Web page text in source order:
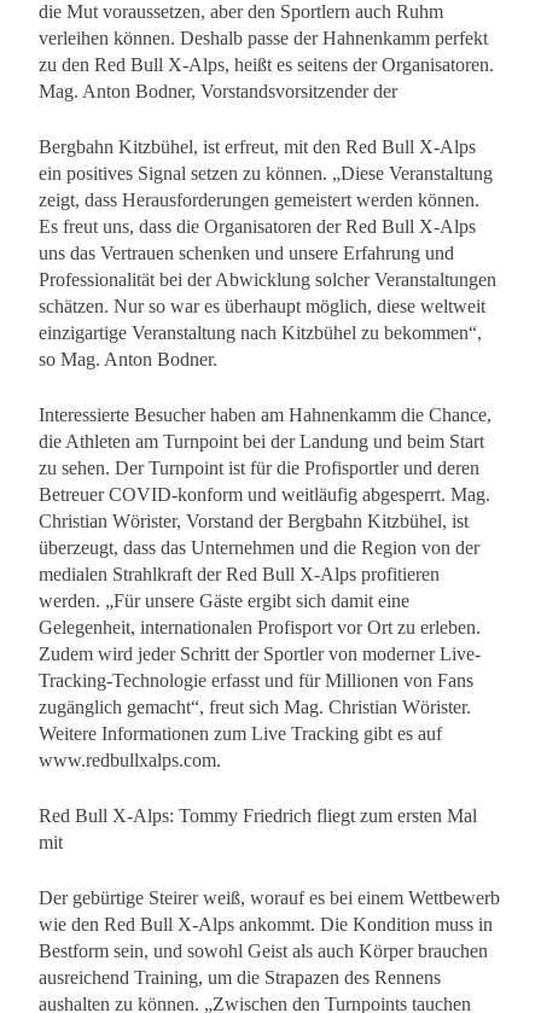
die Mut voraussetzen, aber den Sportlern auch Ruhm
verleihen können. Deshalb passe der Hahnenkamm perfekt
zu den Red Bull X-Alps, heißt es seitens der Organisatoren.
Mag. Anton Bodner, Vorstandsvorsitzender der
Bergbahn Kitzbühel, ist erfreut, mit den Red Bull X-Alps
ein positives Signal setzen zu können. „Diese Veranstaltung
zeigt, dass Herausforderungen gemeistert werden können.
Es freut uns, dass die Organisatoren der Red Bull X-Alps
uns das Vertrauen schenken und unsere Erfahrung und
Professionalität bei der Abwicklung solcher Veranstaltungen
schätzen. Nur so war es überhaupt möglich, diese weltweit
einzigartige Veranstaltung nach Kitzbühel zu bekommen“,
so Mag. Anton Bodner.
Interessierte Besucher haben am Hahnenkamm die Chance,
die Athleten am Turnpoint bei der Landung und beim Start
zu sehen. Der Turnpoint ist für die Profisportler und deren
Betreuer COVID-konform und weitläufig abgesperrt. Mag.
Christian Wörister, Vorstand der Bergbahn Kitzbühel, ist
überzeugt, dass das Unternehmen und die Region von der
medialen Strahlkraft der Red Bull X-Alps profitieren
werden. „Für unsere Gäste ergibt sich damit eine
Gelegenheit, internationalen Profisport vor Ort zu erleben.
Zudem wird jeder Schritt der Sportler von moderner Live-
Tracking-Technologie erfasst und für Millionen von Fans
zugänglich gemacht“, freut sich Mag. Christian Wörister.
Weitere Informationen zum Live Tracking gibt es auf
www.redbullxalps.com.
Red Bull X-Alps: Tommy Friedrich fliegt zum ersten Mal
mit
Der gebürtige Steirer weiß, worauf es bei einem Wettbewerb
wie den Red Bull X-Alps ankommt. Die Kondition muss in
Bestform sein, und sowohl Geist als auch Körper brauchen
ausreichend Training, um die Strapazen des Rennens
aushalten zu können. „Zwischen den Turnpoints tauchen